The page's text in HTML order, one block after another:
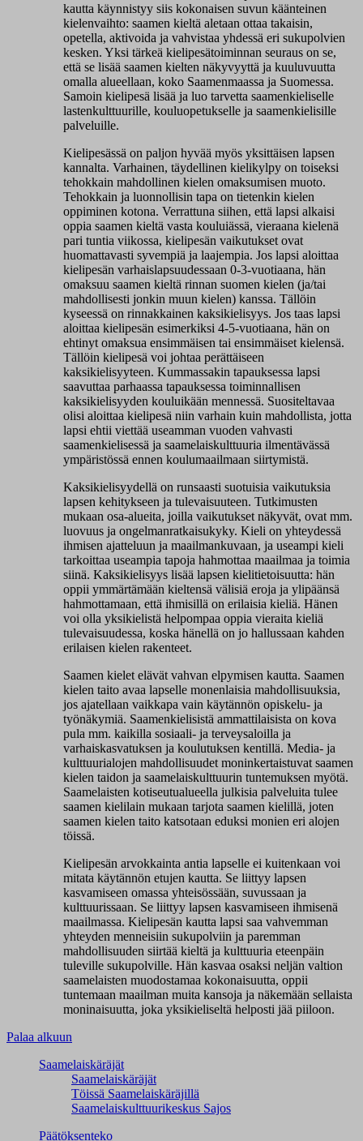
kautta käynnistyy siis kokonaisen suvun käänteinen
kielenvaihto: saamen kieltä aletaan ottaa takaisin,
opetella, aktivoida ja vahvistaa yhdessä eri sukupolvien
kesken. Yksi tärkeä kielipesätoiminnan seuraus on se,
että se lisää saamen kielten näkyvyyttä ja kuuluvuutta
omalla alueellaan, koko Saamenmaassa ja Suomessa.
Samoin kielipesä lisää ja luo tarvetta saamenkieliselle
lastenkulttuurille, kouluopetukselle ja saamenkielisille
palveluille.
Kielipesässä on paljon hyvää myös yksittäisen lapsen
kannalta. Varhainen, täydellinen kielikylpy on toiseksi
tehokkain mahdollinen kielen omaksumisen muoto.
Tehokkain ja luonnollisin tapa on tietenkin kielen
oppiminen kotona. Verrattuna siihen, että lapsi alkaisi
oppia saamen kieltä vasta kouluiässä, vieraana kielenä
pari tuntia viikossa, kielipesän vaikutukset ovat
huomattavasti syvempiä ja laajempia. Jos lapsi aloittaa
kielipesän varhaislapsuudessaan 0-3-vuotiaana, hän
omaksuu saamen kieltä rinnan suomen kielen (ja/tai
mahdollisesti jonkin muun kielen) kanssa. Tällöin
kyseessä on rinnakkainen kaksikielisyys. Jos taas lapsi
aloittaa kielipesän esimerkiksi 4-5-vuotiaana, hän on
ehtinyt omaksua ensimmäisen tai ensimmäiset kielensä.
Tällöin kielipesä voi johtaa perättäiseen
kaksikielisyyteen. Kummassakin tapauksessa lapsi
saavuttaa parhaassa tapauksessa toiminnallisen
kaksikielisyyden kouluikään mennessä. Suositeltavaa
olisi aloittaa kielipesä niin varhain kuin mahdollista, jotta
lapsi ehtii viettää useamman vuoden vahvasti
saamenkielisessä ja saamelaiskulttuuria ilmentävässä
ympäristössä ennen koulumaailmaan siirtymistä.
Kaksikielisyydellä on runsaasti suotuisia vaikutuksia
lapsen kehitykseen ja tulevaisuuteen. Tutkimusten
mukaan osa-alueita, joilla vaikutukset näkyvät, ovat mm.
luovuus ja ongelmanratkaisukyky. Kieli on yhteydessä
ihmisen ajatteluun ja maailmankuvaan, ja useampi kieli
tarkoittaa useampia tapoja hahmottaa maailmaa ja toimia
siinä. Kaksikielisyys lisää lapsen kielitietoisuutta: hän
oppii ymmärtämään kieltensä välisiä eroja ja ylipäänsä
hahmottamaan, että ihmisillä on erilaisia kieliä. Hänen
voi olla yksikielistä helpompaa oppia vieraita kieliä
tulevaisuudessa, koska hänellä on jo hallussaan kahden
erilaisen kielen rakenteet.
Saamen kielet elävät vahvan elpymisen kautta. Saamen
kielen taito avaa lapselle monenlaisia mahdollisuuksia,
jos ajatellaan vaikkapa vain käytännön opiskelu- ja
työnäkymiä. Saamenkielisistä ammattilaisista on kova
pula mm. kaikilla sosiaali- ja terveysaloilla ja
varhaiskasvatuksen ja koulutuksen kentillä. Media- ja
kulttuurialojen mahdollisuudet moninkertaistuvat saamen
kielen taidon ja saamelaiskulttuurin tuntemuksen myötä.
Saamelaisten kotiseutualueella julkisia palveluita tulee
saamen kielilain mukaan tarjota saamen kielillä, joten
saamen kielen taito katsotaan eduksi monien eri alojen
töissä.
Kielipesän arvokkainta antia lapselle ei kuitenkaan voi
mitata käytännön etujen kautta. Se liittyy lapsen
kasvamiseen omassa yhteisössään, suvussaan ja
kulttuurissaan. Se liittyy lapsen kasvamiseen ihmisenä
maailmassa. Kielipesän kautta lapsi saa vahvemman
yhteyden menneisiin sukupolviin ja paremman
mahdollisuuden siirtää kieltä ja kulttuuria eteenpäin
tuleville sukupolville. Hän kasvaa osaksi neljän valtion
saamelaisten muodostamaa kokonaisuutta, oppii
tuntemaan maailman muita kansoja ja näkemään sellaista
moninaisuutta, joka yksikieliseltä helposti jää piiloon.
Palaa alkuun
Saamelaiskäräjät
Saamelaiskäräjät
Töissä Saamelaiskäräjillä
Saamelaiskulttuuri­keskus Sajos
Päätöksenteko